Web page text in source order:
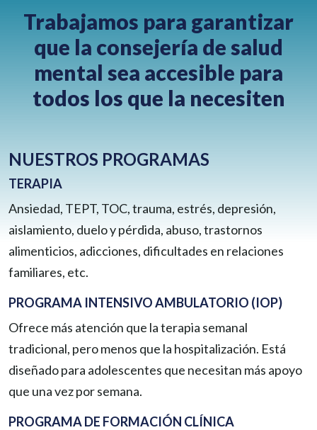
BLOG
CONTACT
CLIENT PORTAL
WAYS TO GIVE
DONATE NOW
Trabajamos para garantizar
que la consejería de salud
mental sea accesible para
todos los que la necesiten
NUESTROS PROGRAMAS
TERAPIA
Ansiedad, TEPT, TOC, trauma, estrés, depresión,
aislamiento, duelo y pérdida, abuso, trastornos
alimenticios, adicciones, dificultades en relaciones
familiares, etc.
PROGRAMA INTENSIVO AMBULATORIO (IOP)
Ofrece más atención que la terapia semanal
tradicional, pero menos que la hospitalización. Está
diseñado para adolescentes que necesitan más apoyo
que una vez por semana.
PROGRAMA DE FORMACIÓN CLÍNICA